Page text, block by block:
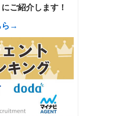
ご紹介します！
ら→